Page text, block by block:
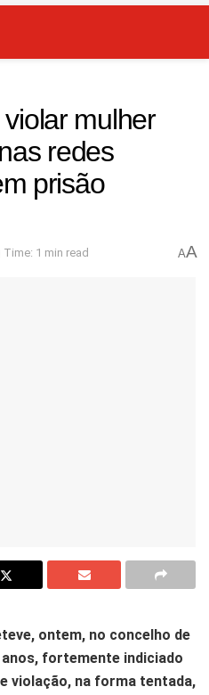
mulher
redes
prisão
Time: 1 min read AA
ontem, no concelho de
anos, fortemente indiciado
violação, na forma tentada,